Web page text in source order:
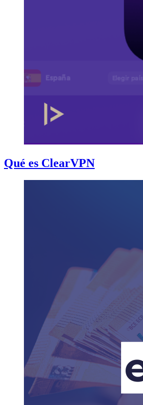
Qué es ClearVPN